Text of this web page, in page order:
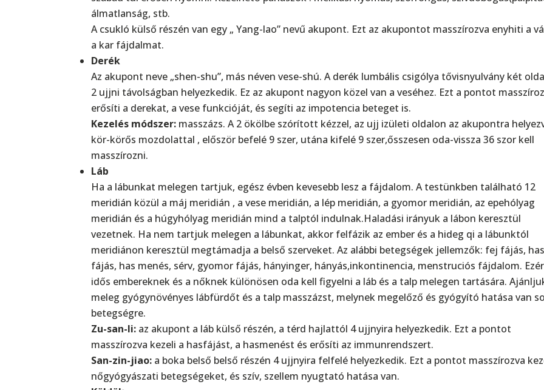
álmatlanság, stb.
A csukló külső részén van egy „ Yang-lao” nevű akupont. Ezt az akupontot masszírozva enyhiti a
a kar fájdalmat.
Derék
Az akupont neve „shen-shu”, más néven vese-shú. A derék lumbális csigólya tővisnyulvány két
2 ujjni távolságban helyezkedik. Ez az akupont nagyon közel van a veséhez. Ezt a pontot
erősíti a derekat, a vese funkcióját, és segíti az impotencia beteget is.
Kezelés módszer: masszázs. A 2 ökölbe szórított kézzel, az ujj izületi oldalon az akupontra
kör-körős mozdolattal , először befelé 9 szer, utána kifelé 9 szer,ősszesen oda-vissza 36 szor kell
masszírozni.
Láb
Ha a lábunkat melegen tartjuk, egész évben kevesebb lesz a fájdalom. A testünkben található 12
meridián közül a máj meridián , a vese meridián, a lép meridián, a gyomor meridián, az epehólyag
meridián és a húgyhólyag meridián mind a talptól indulnak.Haladási irányuk a lábon keresztül
vezetnek. Ha nem tartjuk melegen a lábunkat, akkor felfázik az ember és a hideg qi a lábunktól
meridiánon keresztül megtámadja a belső szerveket. Az alábbi betegségek jellemzők: fej fájás, has
fájás, has menés, sérv, gyomor fájás, hányinger, hányás,inkontinencia, menstruciós fájdalom.
idős embereknek és a nőknek különösen oda kell figyelni a láb és a talp melegen tartására.
meleg gyógynövényes lábfürdőt és a talp masszázst, melynek megelőző és gyógyító hatása van
betegségre.
Zu-san-li: az akupont a láb külső részén, a térd hajlattól 4 ujjnyira helyezkedik. Ezt a pontot
masszírozva kezeli a hasfájást, a hasmenést és erősíti az immunrendszert.
San-zin-jiao: a boka belső belső részén 4 ujjnyira felfelé helyezkedik. Ezt a pontot masszírozva
nőgyógyászati betegségeket, és szív, szellem nyugtató hatása van.